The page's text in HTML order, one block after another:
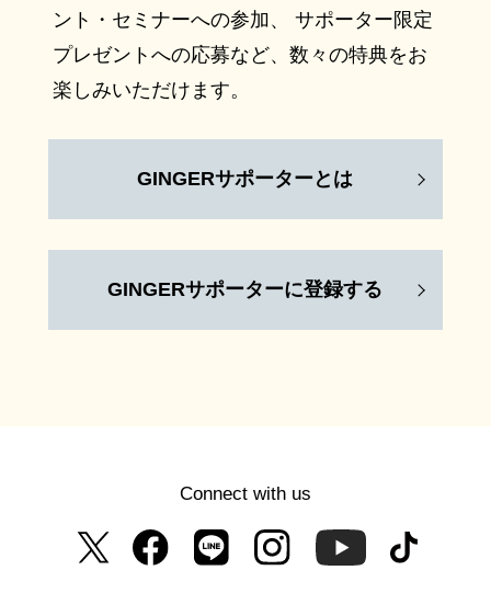
ント・セミナーへの参加、 サポーター限定
プレゼントへの応募など、数々の特典をお
楽しみいただけます。
GINGERサポーターとは
GINGERサポーターに登録する
Connect with us